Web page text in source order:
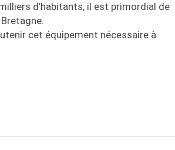
d’habitants, il est primordial de
cet équipement nécessaire à